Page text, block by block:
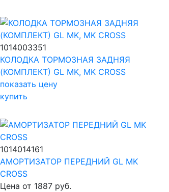
1014003351
КОЛОДКА ТОРМОЗНАЯ ЗАДНЯЯ
(КОМПЛЕКТ) GL MK, MK CROSS
показать цену
купить
1014014161
АМОРТИЗАТОР ПЕРЕДНИЙ GL MK
CROSS
Цена от 1887 руб.